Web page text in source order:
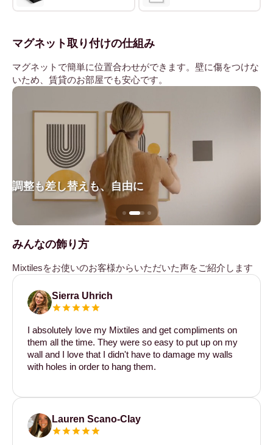
マグネット取り付けの仕組み
マグネットで簡単に位置合わせができます。壁に傷をつけな
いため、賃貸のお部屋でも安心です。
調整も差し替えも、自由に
みんなの飾り方
Mixtilesをお使いのお客様からいただいた声をご紹介します
Sierra Uhrich
I absolutely love my Mixtiles and get compliments on
them all the time. They were so easy to put up on my
wall and I love that I didn't have to damage my walls
with holes in order to hang them.
Lauren Scano-Clay